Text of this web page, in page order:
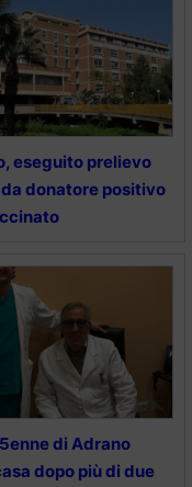
eseguito prelievo
da donatore positivo
di Adrano
dopo più di due